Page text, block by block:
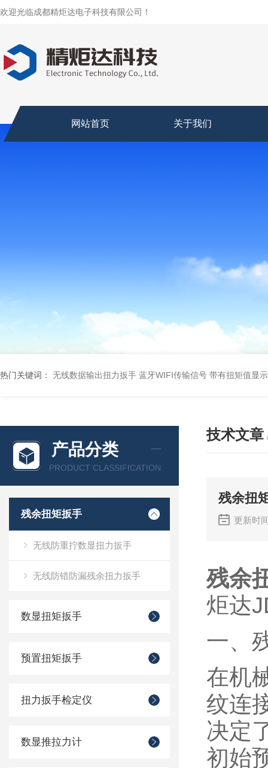
欢迎光临成都精炬达电子科技有限公司！
网站首页 关于我们
热门关键词： 无线数据输出扭力扳手 蓝牙WIFI传输信号 带有扭矩值显
产品分类
PRODUCT CLASSIFICATION
残余扭矩扳手
无线防重拧数显扭力扳手
无线防错防漏残余扭力扳手
数显扭矩扳手
预置扭矩扳手
扭力扳手检定仪
数显推拉力计
技术文章
残余扭
更新时
残余
炬达
一、
在机
纹连
决定
初始